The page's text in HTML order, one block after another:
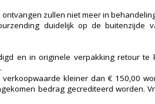
zullen niet meer in
duidelijk op de buitenzijde
en in originele verpakking retour
kleiner dan € 150,00
bedrag gecrediteerd worden.